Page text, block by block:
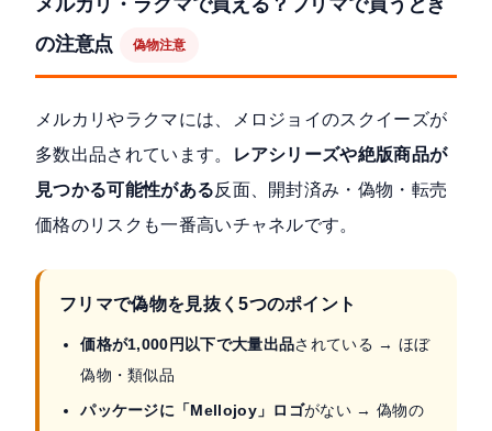
の注意点
偽物注意
メルカリやラクマには、メロジョイのスクイーズが
多数出品されています。
レアシリーズや絶版商品が
見つかる可能性がある反面、開封済み・偽物・転売
価格のリスクも一番高いチャネルです。
フリマで偽物を見抜く5つのポイント
価格が1,000円以下で大量出品されている → ほぼ
偽物・類似品
パッケージに「Mellojoy」ロゴがない → 偽物の